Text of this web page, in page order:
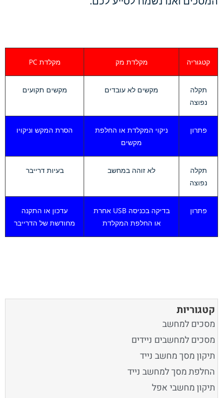
קטגוריות
מסכים למחשב
מסכים למחשבים ניידים
תיקון מסך מחשב נייד
החלפת מסך למחשב נייד
תיקון מחשבי אפל
קטגוריה מקלדת מק מקלדת PC
תקלה
נפוצה
מקשים לא עובדים מקשים תקועים
פתרון
ניקוי המקלדת או החלפת
מקשים
הסרת המקש וניקויו
תקלה
נפוצה
לא זוהה במחשב בעיות דרייבר
פתרון
בדיקה בכניסה USB אחרת
או החלפת המקלדת
עדכון או התקנה
מחודשת של הדרייבר